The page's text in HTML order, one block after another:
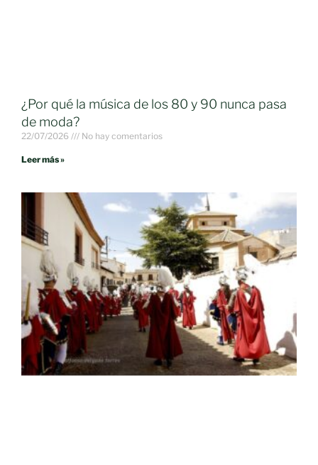
¿Por qué la música de los 80 y 90 nunca pasa
de moda?
22/07/2026 No hay comentarios
Leer más »